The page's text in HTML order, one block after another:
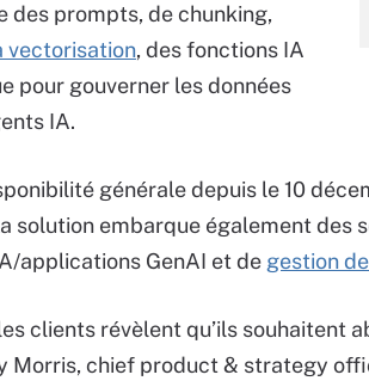
des prompts, de chunking,
vectorisation, des fonctions IA
pour gouverner les données
IA.
générale depuis le 10
solution embarque également des
applications GenAI et de gestion
clients révèlent qu’ils souhaitent
Morris, chief product & strategy